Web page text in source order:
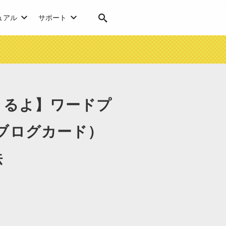
アル サポート
よ】ワードプ
グカード）